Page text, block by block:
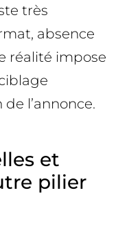
très
absence
réalité impose
l’annonce.
et
pilier